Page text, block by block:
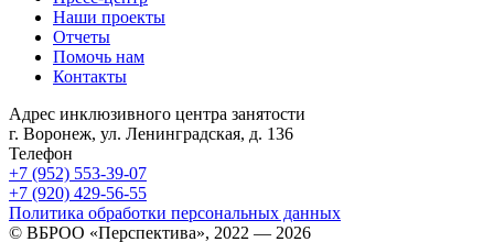
Наши проекты
Отчеты
Помочь нам
Контакты
Адрес инклюзивного центра занятости
г. Воронеж, ул. Ленинградская, д. 136
Телефон
+7 (952) 553-39-07
+7 (920) 429-56-55
Политика обработки персональных данных
© ВБРОО «Перспектива», 2022 — 2026